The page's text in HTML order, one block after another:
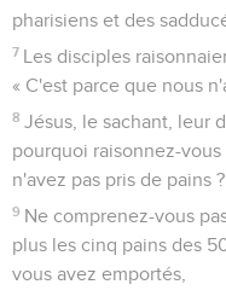
pharisiens et des
7 Les disciples
« C'est parce que nous
8 Jésus, le sachant, leur
pourquoi raisonnez-
n'avez pas pris de pains ?
9 Ne comprenez-vous
plus les cinq pains des
vous avez emportés,